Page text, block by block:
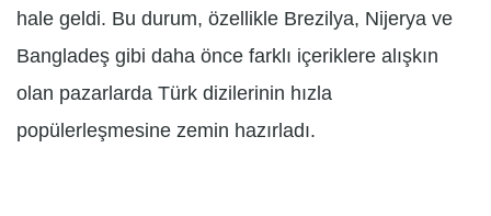
hale geldi. Bu durum, özellikle Brezilya, Nijerya ve
Bangladeş gibi daha önce farklı içeriklere alışkın
olan pazarlarda Türk dizilerinin hızla
popülerleşmesine zemin hazırladı.